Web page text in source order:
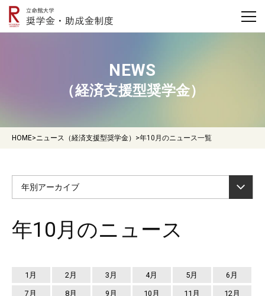
NEWS
（経済支援型奨学金）
HOME>ニュース（経済支援型奨学金） >年10月のニュース一覧
年別アーカイブ
年10月のニュース
1月 2月 3月 4月 5月 6月
7月 8月 9月 10月 11月 12月